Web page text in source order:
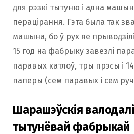
для рэзкі тытуню і адна
перацірання. Гэта была так
машына, бо ў рух яе
15 год на фабрыку завезлі
паравых катлоў, тры прэсы і
паперы (сем паравых і сем
Шарашэўскія валодалі
тытунёвай фабрыкай